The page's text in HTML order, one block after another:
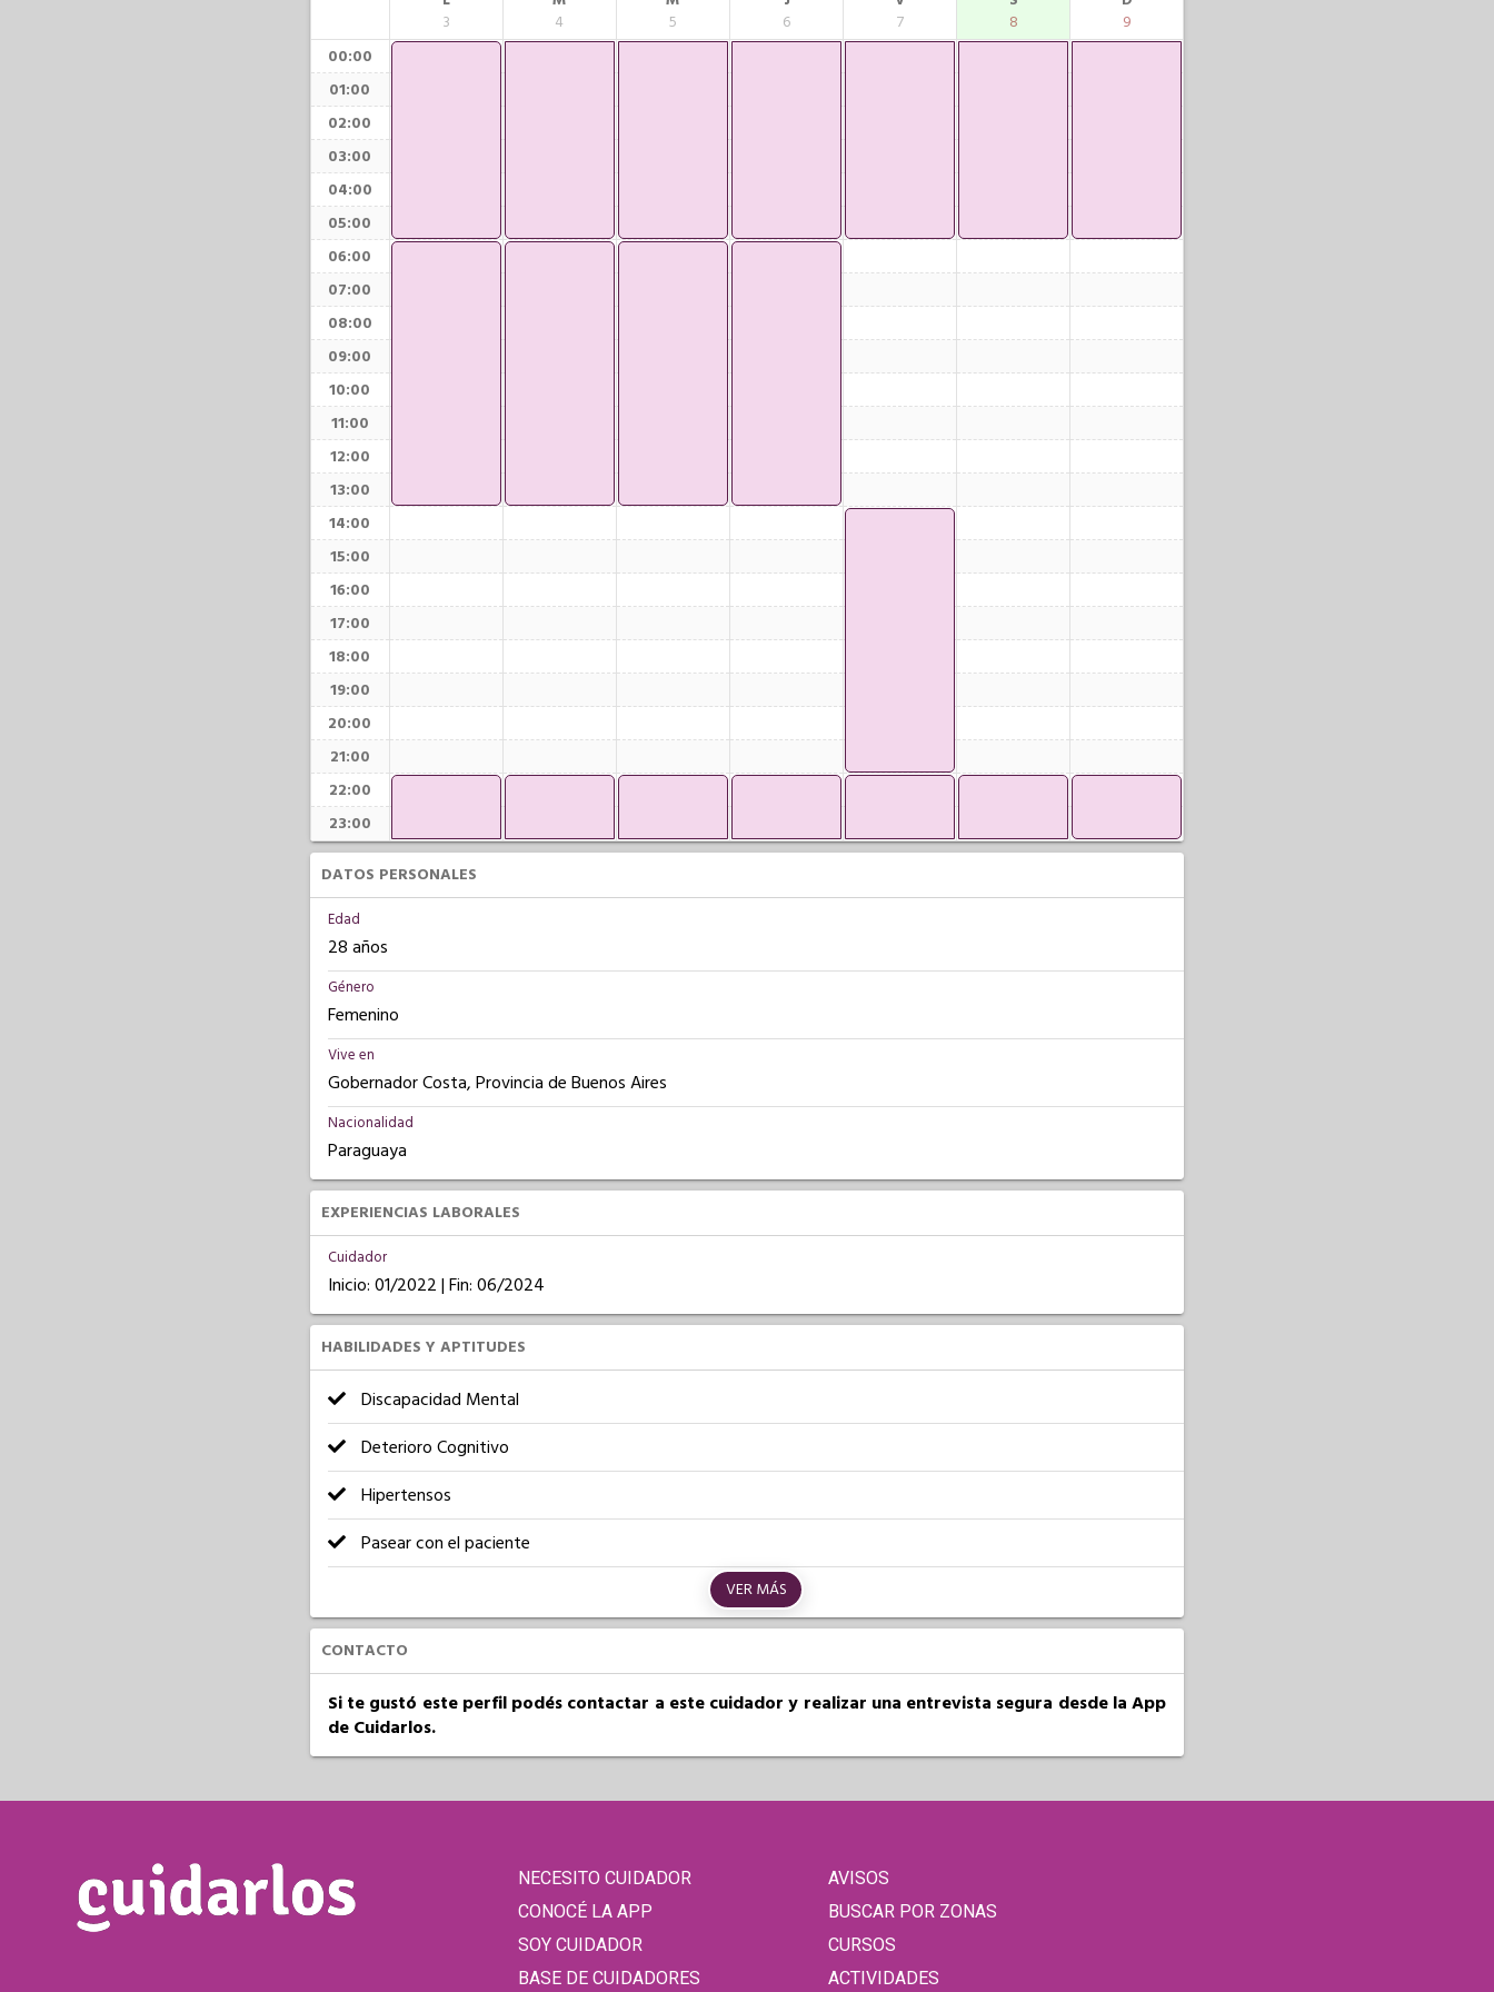
3
4
5
6
7
8
9
00:00
01:00
02:00
03:00
04:00
05:00
06:00
07:00
08:00
09:00
10:00
11:00
12:00
13:00
14:00
15:00
16:00
17:00
18:00
19:00
20:00
21:00
22:00
23:00
DATOS PERSONALES
Edad
28 años
Género
Femenino
Vive en
Gobernador Costa, Provincia de Buenos Aires
Nacionalidad
Paraguaya
EXPERIENCIAS LABORALES
Cuidador
Inicio: 01/2022 | Fin: 06/2024
HABILIDADES Y APTITUDES
Discapacidad Mental
Deterioro Cognitivo
Hipertensos
Pasear con el paciente
VER MÁS
CONTACTO
Si te gustó este perfil podés contactar a este cuidador y realizar una entrevista segura desde la App
de Cuidarlos.
NECESITO CUIDADOR
CONOCÉ LA APP
SOY CUIDADOR
BASE DE CUIDADORES
AVISOS
BUSCAR POR ZONAS
CURSOS
ACTIVIDADES